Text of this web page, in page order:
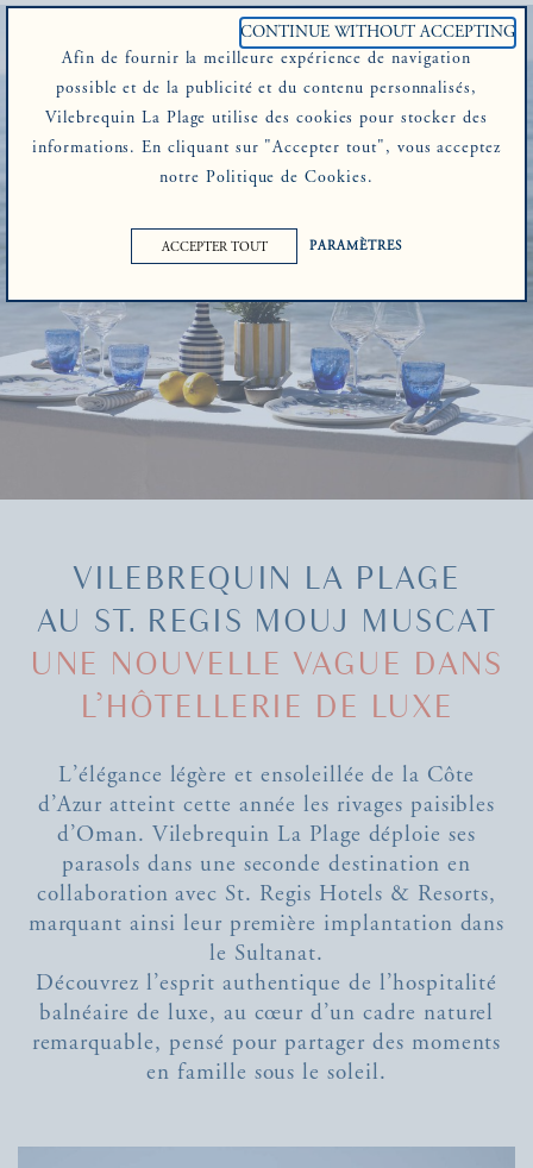
VILEBREQUIN LA PLAGE
AU ST. REGIS MOUJ MUSCAT
UNE NOUVELLE VAGUE DANS
L’HÔTELLERIE DE LUXE
L’élégance légère et ensoleillée de la Côte
d’Azur atteint cette année les rivages paisibles
d’Oman. Vilebrequin La Plage déploie ses
parasols dans une seconde destination en
collaboration avec St. Regis Hotels & Resorts,
marquant ainsi leur première implantation dans
le Sultanat.
Découvrez l’esprit authentique de l’hospitalité
balnéaire de luxe, au cœur d’un cadre naturel
remarquable, pensé pour partager des moments
en famille sous le soleil.
CONTINUE WITHOUT ACCEPTING
Afin de fournir la meilleure expérience de navigation
possible et de la publicité et du contenu personnalisés,
Vilebrequin La Plage utilise des cookies pour stocker des
informations. En cliquant sur "Accepter tout", vous acceptez
notre Politique de Cookies.
ACCEPTER TOUT PARAMÈTRES